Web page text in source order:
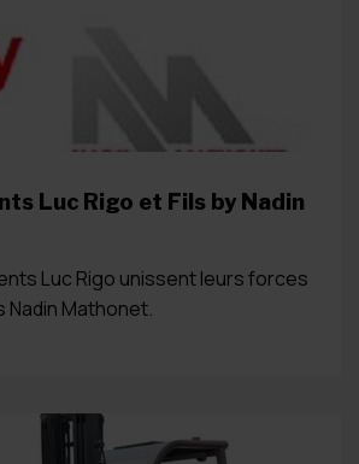
Luc Rigo et Fils by Nadin
Luc Rigo unissent leurs forces
Nadin Mathonet.